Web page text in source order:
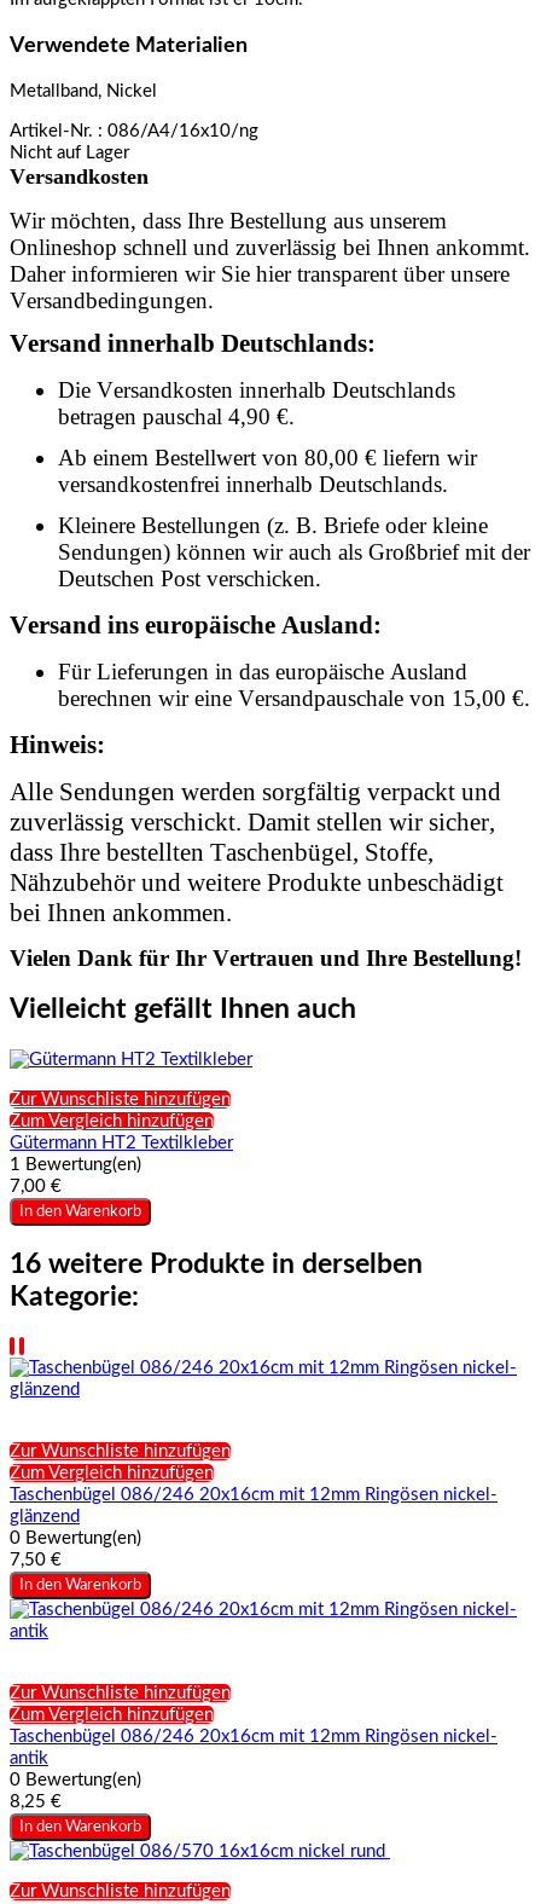
Verwendete Materialien
Metallband, Nickel
Artikel-Nr. : 086/A4/16x10/ng
Nicht auf Lager
Versandkosten
Wir möchten, dass Ihre Bestellung aus unserem
Onlineshop schnell und zuverlässig bei Ihnen ankommt.
Daher informieren wir Sie hier transparent über unsere
Versandbedingungen.
Versand innerhalb Deutschlands:
Die Versandkosten innerhalb Deutschlands
betragen pauschal 4,90 €.
Ab einem Bestellwert von 80,00 € liefern wir
versandkostenfrei innerhalb Deutschlands.
Kleinere Bestellungen (z. B. Briefe oder kleine
Sendungen) können wir auch als Großbrief mit der
Deutschen Post verschicken.
Versand ins europäische Ausland:
Für Lieferungen in das europäische Ausland
berechnen wir eine Versandpauschale von 15,00 €.
Hinweis:
Alle Sendungen werden sorgfältig verpackt und
zuverlässig verschickt. Damit stellen wir sicher,
dass Ihre bestellten Taschenbügel, Stoffe,
Nähzubehör und weitere Produkte unbeschädigt
bei Ihnen ankommen.
Vielen Dank für Ihr Vertrauen und Ihre Bestellung!
Vielleicht gefällt Ihnen auch
Zur Wunschliste hinzufügen
Zum Vergleich hinzufügen
Gütermann HT2 Textilkleber
1 Bewertung(en)
7,00 €
In den Warenkorb
16 weitere Produkte in derselben
Kategorie:
Zur Wunschliste hinzufügen
Zum Vergleich hinzufügen
Taschenbügel 086/246 20x16cm mit 12mm Ringösen nickel-
glänzend
0 Bewertung(en)
7,50 €
In den Warenkorb
Zur Wunschliste hinzufügen
Zum Vergleich hinzufügen
Taschenbügel 086/246 20x16cm mit 12mm Ringösen nickel-
antik
0 Bewertung(en)
8,25 €
In den Warenkorb
Zur Wunschliste hinzufügen